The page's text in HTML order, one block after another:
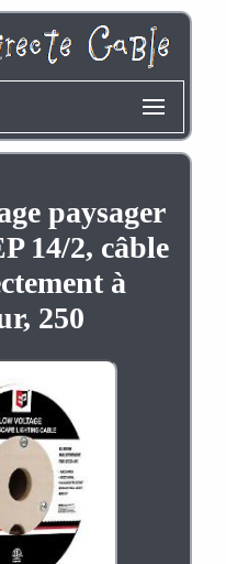
paysager
14/2, câble
à
250